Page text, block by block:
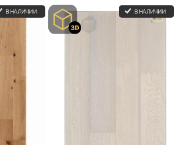
В НАЛИЧИИ В НАЛИЧИИ